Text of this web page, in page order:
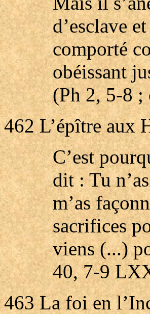
d’esclave
comporté
obéissant
(Ph 2, 5-8 ;
462 L’épître aux
C’est
dit : Tu
m’as
sacrifices
viens (...)
40, 7-9
463 La foi en